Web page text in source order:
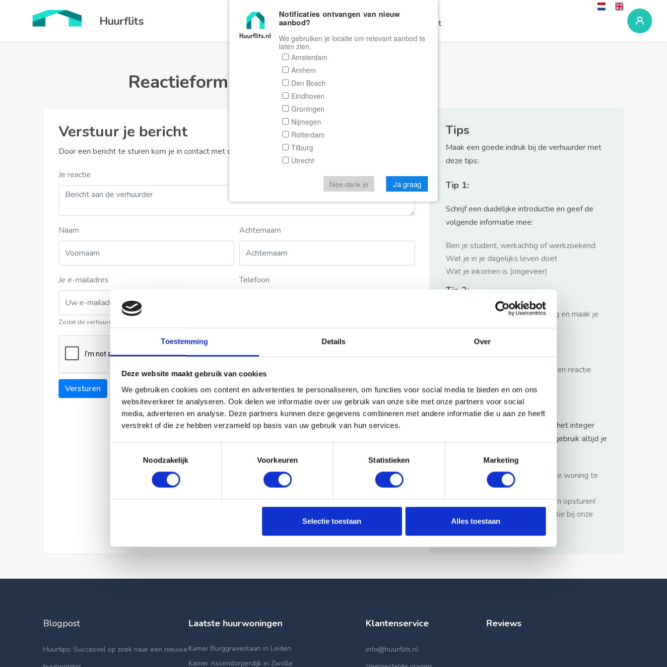
Toestemming Details Over
Deze website maakt gebruik van cookies
We gebruiken cookies om content en advertenties te personaliseren, om functies voor social media te bieden en om ons
websiteverkeer te analyseren. Ook delen we informatie over uw gebruik van onze site met onze partners voor social
media, adverteren en analyse. Deze partners kunnen deze gegevens combineren met andere informatie die u aan ze heeft
verstrekt of die ze hebben verzameld op basis van uw gebruik van hun services.
Noodzakelijk
Voorkeuren Statistieken Marketing
Selectie toestaan Alles toestaan
Huurflits Home Zoeken Contact
Reactieformulier Huurflits
Verstuur je bericht
Door een bericht te sturen kom je in contact met de aanbieder of makelaar van de woning.
Je reactie
Naam Achternaam
Je e-mailadres
Zodat de verhuurder contact met u kan opnemen
Telefoon
Versturen
Tips
Maak een goede indruk bij de verhuurder met
deze tips:
Tip 1:
Schrijf een duidelijke introductie en geef de
volgende informatie mee:
Ben je student, werkachtig of werkzoekend
Wat je in je dagelijks leven doet
Wat je inkomen is (ongeveer)
Tip 2:
Wees beleefd, niet te langdradig en maak je
verhaal kort
Wacht niet met reageren. Snel een reactie
Waarschuwing
Huurflits hecht veel waarde aan het integer
handelen van verhuurders maar gebruik altijd je
1: Nooit vooraf betalen zonder de woning te
hebben gezien.
2: Geen persoonlijke documenten opsturen!
3: Meld bij misbruik de advertentie bij onze
klantenservice.
Blogpost
Huurtips: Succesvol op zoek naar een nieuwe
Laatste huurwoningen
Kamer Burggravenlaan in Leiden
Kamer Assendorperdijk in Zwolle
Klantenservice
info@huurflits.nl
Reviews
Notificaties ontvangen van nieuw
aanbod?
We gebruiken je locatie om relevant aanbod te
laten zien.
Amsterdam
Arnhem
Den Bosch
Eindhoven
Groningen
Nijmegen
Rotterdam
Tilburg
Utrecht
Nee dank je Ja graag